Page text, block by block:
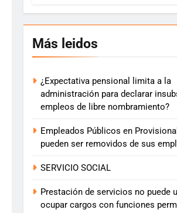
Más leidos
¿Expectativa pensional limita a la
administración para declarar
empleos de libre nombramiento?
Empleados Públicos en
pueden ser removidos de sus
SERVICIO SOCIAL
Prestación de servicios no puede
ocupar cargos con funciones